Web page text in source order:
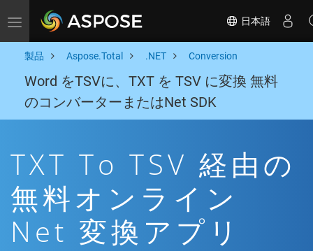
Toggle navigation 日本語
製品 Aspose.Total .NET Conversion
Word をTSVに、TXT を TSV に変換 無料
のコンバーターまたはNet SDK
TXT To TSV 経由の
無料オンライン
Net 変換アプリ